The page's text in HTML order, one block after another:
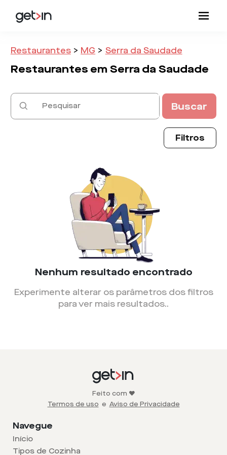
Restaurantes > MG > Serra da Saudade
Restaurantes emSerra da Saudade
Buscar
Filtros
Nenhum resultado encontrado
Experimente alterar os parâmetros dos filtros
para ver mais resultados..
Feito com ❤️
Termos de uso e Aviso de Privacidade
Navegue
Início
Tipos de Cozinha